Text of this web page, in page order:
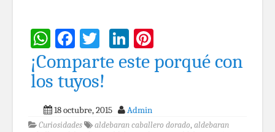
WhatsApp
Facebook
TwitterLinkedIn
¡Comparte este porqué con
los tuyos!
18 octubre, 2015 Admin
Curiosidades aldebaran caballero dorado, aldebaran